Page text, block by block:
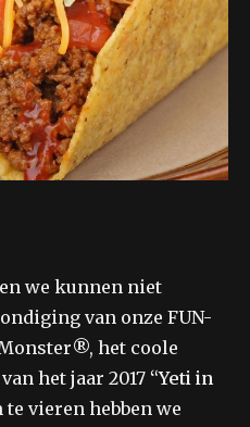
en we kunnen niet
van onze FUN-
het coole
het jaar 2017 “Yeti in
te vieren hebben we